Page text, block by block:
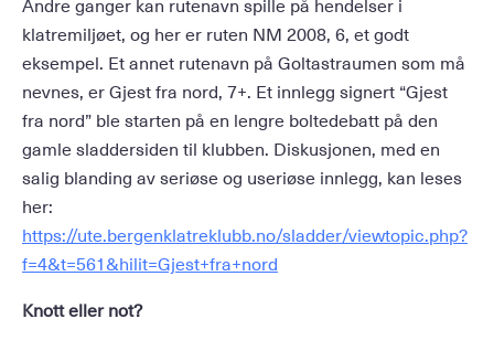
klatremiljøet, og her er ruten NM 2008, 6, et godt
eksempel. Et annet rutenavn på Goltastraumen som må
nevnes, er Gjest fra nord, 7+. Et innlegg signert “Gjest
fra nord” ble starten på en lengre boltedebatt på den
gamle sladdersiden til klubben. Diskusjonen, med en
salig blanding av seriøse og useriøse innlegg, kan leses
her:
https://ute.bergenklatreklubb.no/sladder/viewtopic.php?
f=4&t=561&hilit=Gjest+fra+nord
Knott eller not?